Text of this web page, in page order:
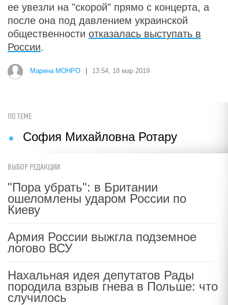
ее увезли на "скорой" прямо с концерта, а
после она под давлением украинской
общественности отказалась выступать в
России.
Марина МОНРО 13:54, 18 мар 2019
ПО ТЕМЕ
София Михайловна Ротару
ВЫБОР РЕДАКЦИИ
"Пора убрать": в Британии
ошеломлены ударом России по
Киеву
Армия России выжгла подземное
логово ВСУ
Нахальная идея депутатов Рады
породила взрыв гнева в Польше: что
случилось